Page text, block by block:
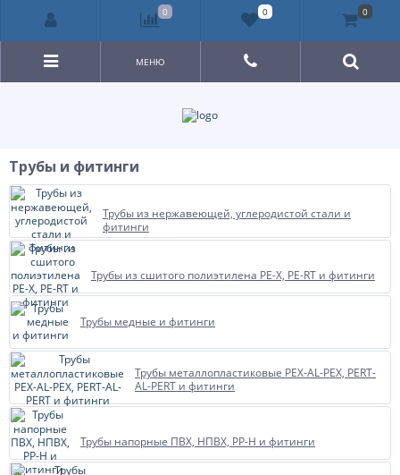
МЕНЮ
Трубы и фитинги
Трубы из нержавеющей, углеродистой стали и
фитинги
Трубы из сшитого полиэтилена PE-X, PE-RT и фитинги
Трубы медные и фитинги
Трубы металлопластиковые PEX-AL-PEX, PERT-
AL-PERT и фитинги
Трубы напорные ПВХ, НПВХ, PP-H и фитинги
0 0 0